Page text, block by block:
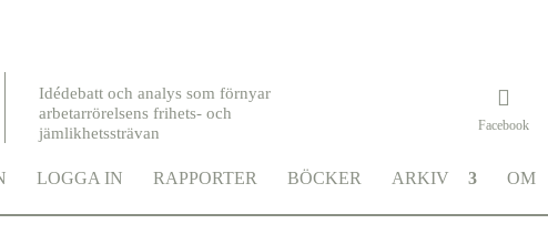
Idédebatt och analys som förnyar
arbetarrörelsens frihets- och
jämlikhetssträvan
Facebook
LOGGA IN RAPPORTER BÖCKER ARKIV OM